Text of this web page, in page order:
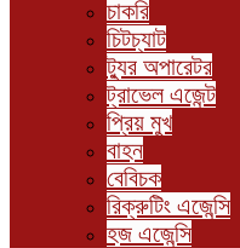
চাকরি
চিটচ্যাট
ট্যুর অপারেটর
ট্রাভেল এজেন্ট
প্রিয় মুখ
বাহন
বেবিচক
রিক্রুটিং এজেন্সি
হজ এজেন্সি